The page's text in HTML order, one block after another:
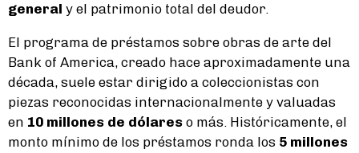
general y el patrimonio total del deudor.
El programa de préstamos sobre obras de arte del
Bank of America, creado hace aproximadamente una
década, suele estar dirigido a coleccionistas con
piezas reconocidas internacionalmente y valuadas
en 10 millones de dólares o más. Históricamente, el
monto mínimo de los préstamos ronda los 5 millones